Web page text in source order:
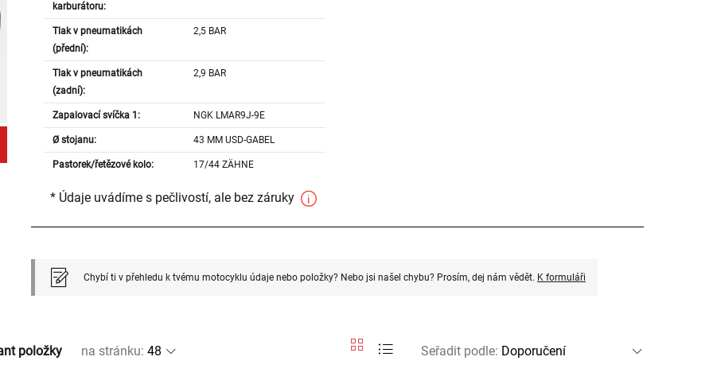
karburátoru:
Tlak v pneumatikách
(přední):
2,5 BAR
Tlak v pneumatikách
(zadní):
2,9 BAR
Zapalovací svíčka 1: NGK LMAR9J-9E
Ø stojanu: 43 MM USD-GABEL
Pastorek/řetězové kolo: 17/44 ZÄHNE
* Údaje uvádíme s pečlivostí, ale bez záruky
Chybí ti v přehledu k tvému motocyklu údaje nebo položky? Nebo jsi našel chybu? Prosím, dej nám vědět. K formuláři
položky na stránku: Seřadit podle: